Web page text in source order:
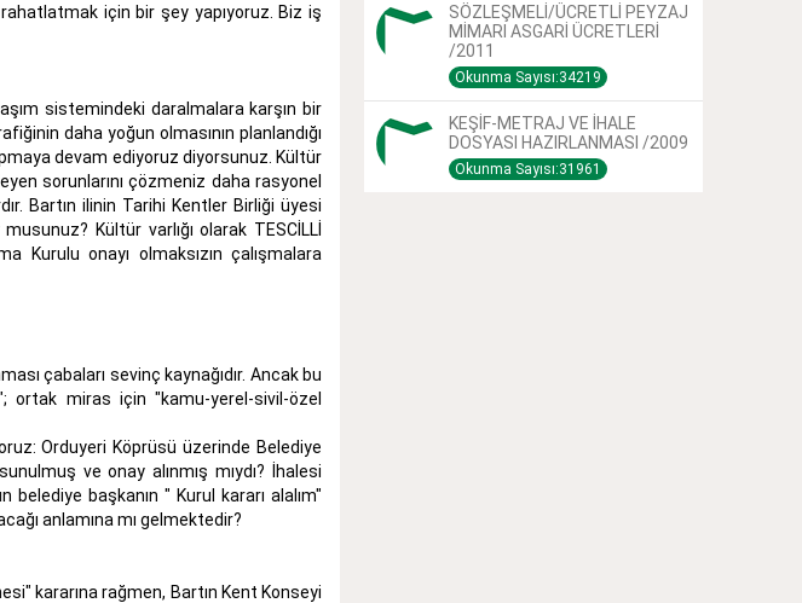
için bir şey yapıyoruz. Biz iş
sistemindeki daralmalara karşın bir
daha yoğun olmasının planlandığı
devam ediyoruz diyorsunuz. Kültür
sorunlarını çözmeniz daha rasyonel
Bartın ilinin Tarihi Kentler Birliği üyesi
Kültür varlığı olarak TESCİLLİ
onayı olmaksızın çalışmalara
çabaları sevinç kaynağıdır. Ancak bu
ortak miras için "kamu-yerel-sivil-özel
Orduyeri Köprüsü üzerinde Belediye
ve onay alınmış mıydı? İhalesi
belediye başkanın " Kurul kararı alalım"
anlamına mı gelmektedir?
kararına rağmen, Bartın Kent Konseyi
SÖZLEŞMELİ/ÜCRETLİ PEYZAJ
MİMARI ASGARİ ÜCRETLERİ
/2011
Okunma Sayısı:34219
KEŞİF-METRAJ VE İHALE
DOSYASI HAZIRLANMASI /2009
Okunma Sayısı:31961